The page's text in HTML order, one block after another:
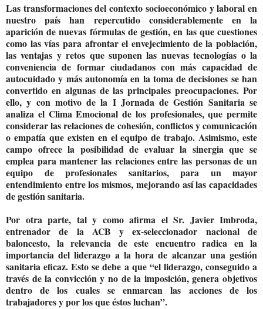
Las transformaciones del contexto socioeconómico y laboral en
nuestro país han repercutido considerablemente en la
aparición de nuevas fórmulas de gestión, en las que cuestiones
como las vías para afrontar el envejecimiento de la población,
las ventajas y retos que suponen las nuevas tecnologías o la
conveniencia de formar ciudadanos con más capacidad de
autocuidado y más autonomía en la toma de decisiones se han
convertido en algunas de las principales preocupaciones. Por
ello, y con motivo de la I Jornada de Gestión Sanitaria se
analiza el Clima Emocional de los profesionales, que permite
considerar las relaciones de cohesión, conflictos y comunicación
o empatía que existen en el equipo de trabajo. Asimismo, este
campo ofrece la posibilidad de evaluar la sinergia que se
emplea para mantener las relaciones entre las personas de un
equipo de profesionales sanitarios, para un mayor
entendimiento entre los mismos, mejorando así las capacidades
de gestión sanitaria.
Por otra parte, tal y como afirma el Sr. Javier Imbroda,
entrenador de la ACB y ex-seleccionador nacional de
baloncesto, la relevancia de este encuentro radica en la
importancia del liderazgo a la hora de alcanzar una gestión
sanitaria eficaz. Esto se debe a que “el liderazgo, conseguido a
través de la convicción y no de la imposición, genera objetivos
dentro de los cuales se enmarcan las acciones de los
trabajadores y por los que éstos luchan”.